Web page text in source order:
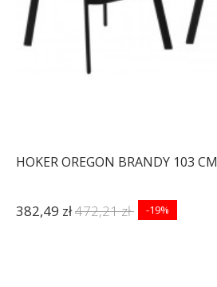
HOKER OREGON BRANDY 103 CM
382,49 zł472,21 zł -19%